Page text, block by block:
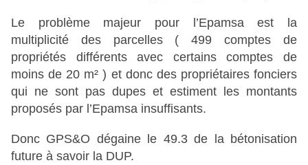
Le problème majeur pour l’Epamsa est la
multiplicité des parcelles ( 499 comptes de
propriétés différents avec certainscomptes de
moins de 20 m² ) et donc des propriétaires fonciers
qui ne sont pas dupes et estiment les montants
proposés par l’Epamsa insuffisants.
Donc GPS&O dégaine le 49.3 de la bétonisation
future à savoir la DUP.